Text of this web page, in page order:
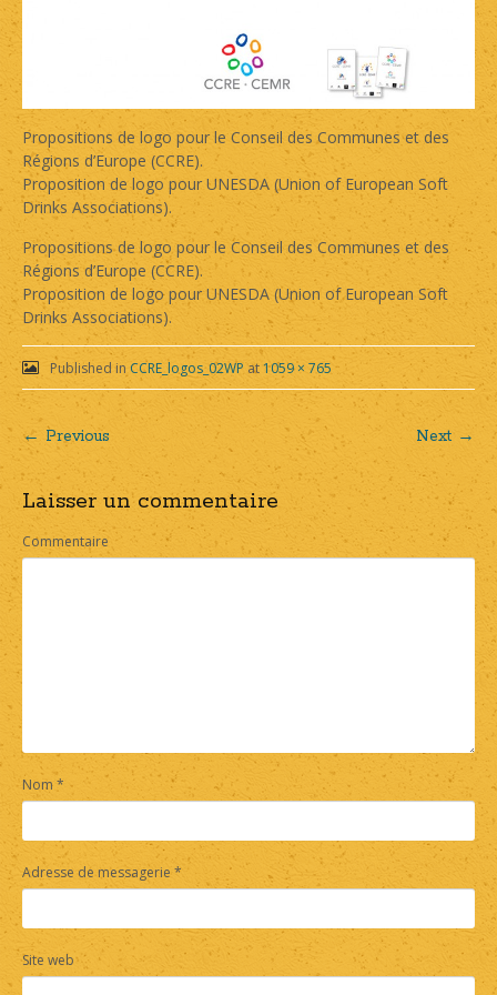
Propositions de logo pour le Conseil des Communes et des
Régions d’Europe (CCRE).
Proposition de logo pour UNESDA (Union of European Soft
Drinks Associations).
Propositions de logo pour le Conseil des Communes et des
Régions d’Europe (CCRE).
Proposition de logo pour UNESDA (Union of European Soft
Drinks Associations).
Published in CCRE_logos_02WP at 1059 × 765
Post
navigation
← Previous Next →
Laisser un commentaire
Commentaire
Nom*
Adresse de messagerie *
Site web